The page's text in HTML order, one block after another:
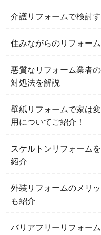
介護リフォームで検討
住みながらのリフォー
悪質なリフォーム業者
対処法を解説
壁紙リフォームで家は
用についてご紹介！
スケルトンリフォーム
紹介
外装リフォームのメリ
も紹介
バリアフリーリフォー